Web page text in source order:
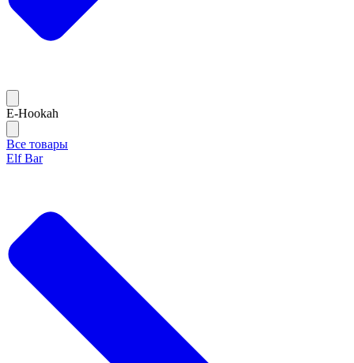
E-Hookah
Все товары
Elf Bar